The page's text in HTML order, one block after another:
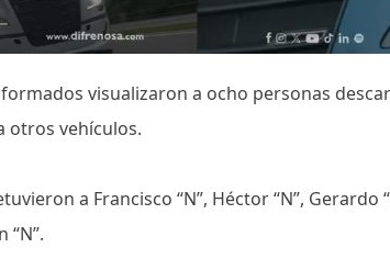
visualizaron a ocho personas
otros vehículos.
a Francisco “N”, Héctor “N”, Gerardo
“N”.